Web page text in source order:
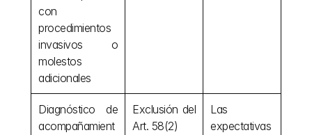
con
procedimientos
invasivos o
molestos
adicionales
Diagnóstico de
acompañamient
Exclusión del
Art. 58(2)
Las
expectativas